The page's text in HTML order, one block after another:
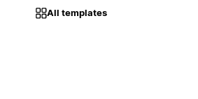
All templates